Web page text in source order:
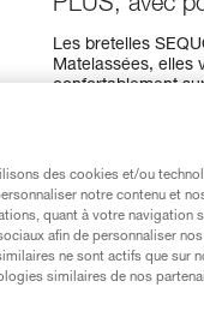
PLUS, avec
Les bretelles
Matelassées, elles
confortablement
pour connecter
morphologie, la
Trouvez un
des cookies et/ou
notre contenu et
quant à votre navigation
afin de personnaliser
ne sont actifs que sur
similaires de nos